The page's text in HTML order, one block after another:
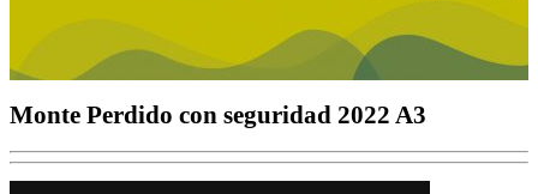
Monte Perdido con seguridad 2022 A3